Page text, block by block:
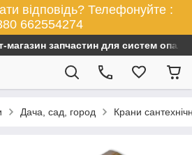
відповідь? Телефонуйте :
662554274
магазин запчастин для систем
Дача, сад, город Крани